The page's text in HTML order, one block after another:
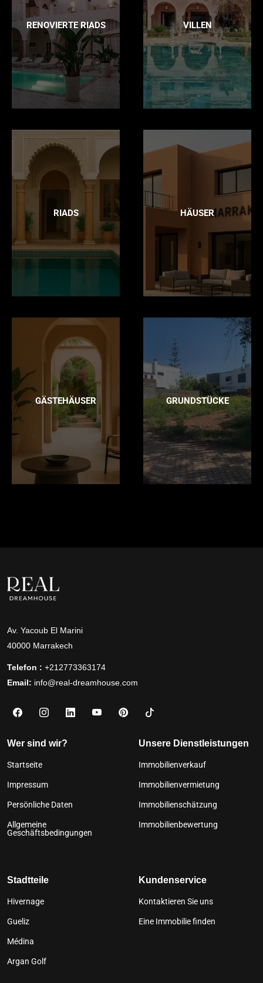
RENOVIERTE RIADS VILLEN
RIADS HÄUSER
GÄSTEHÄUSER GRUNDSTÜCKE
Av. Yacoub El Marini
40000 Marrakech
Telefon : +212773363174
Email: info@real-dreamhouse.com
Wer sind wir?
Startseite
Impressum
Persönliche Daten
Allgemeine
Geschäftsbedingungen
Unsere Dienstleistungen
Immobilienverkauf
Immobilienvermietung
Immobilienschätzung
Immobilienbewertung
Stadtteile
Hivernage
Gueliz
Médina
Argan Golf
Kundenservice
Kontaktieren Sie uns
Eine Immobilie finden